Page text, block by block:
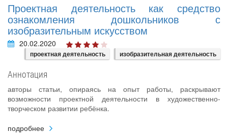
Проектная деятельность как средство
ознакомления дошкольников с
изобразительным искусством
20.02.2020
проектная деятельность изобразительная деятельность
Аннотация
авторы статьи, опираясь на опыт работы, раскрывают
возможности проектной деятельности в художественно-
творческом развитии ребёнка.
подробнее